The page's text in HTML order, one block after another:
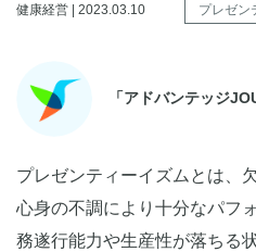
健康経営 | 2023.03.10 プレゼン
「アドバンテッジ
プレゼンティーイズムとは、
心身の不調により十分なパフ
務遂行能力や生産性が落ちる